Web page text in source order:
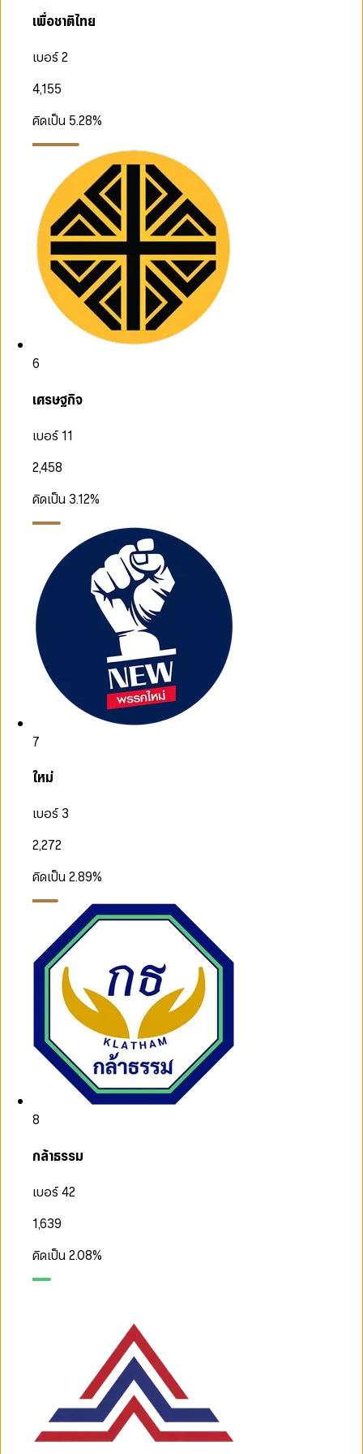
เพื่อชาติไทย
เบอร์ 2
4,155
คิดเป็น 5.28%
6
เศรษฐกิจ
เบอร์ 11
2,458
คิดเป็น 3.12%
7
ใหม่
เบอร์ 3
2,272
คิดเป็น2.89%
8
กล้าธรรม
เบอร์ 42
1,639
คิดเป็น2.08%